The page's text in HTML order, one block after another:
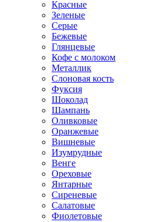
Красные
Зеленые
Серые
Бежевые
Глянцевые
Кофе с молоком
Металлик
Слоновая кость
Фуксия
Шоколад
Шампань
Оливковые
Оранжевые
Вишневые
Изумрудные
Венге
Ореховые
Янтарные
Сиреневые
Салатовые
Фиолетовые